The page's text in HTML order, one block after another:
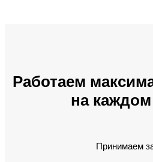
Работаем
на каждом
Принимаем